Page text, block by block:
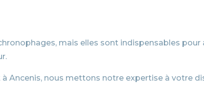
mais elles sont indispensables
à Ancenis, nous mettons notre expertise à votre